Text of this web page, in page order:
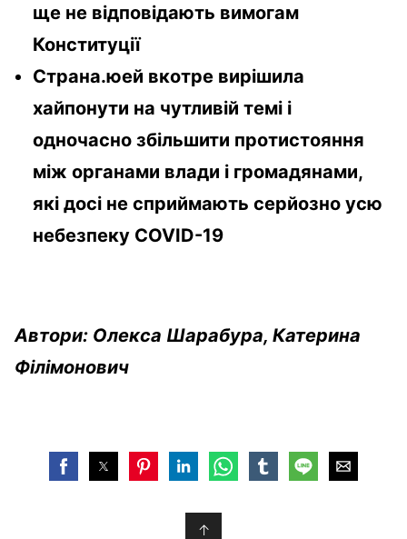
ще не відповідають вимогам
Конституції
Страна.юей вкотре вирішила
хайпонути на чутливій темі і
одночасно збільшити протистояння
між органами влади і громадянами,
які досі не сприймають серйозно усю
небезпеку COVID-19
Автори: Олекса Шарабура, Катерина
Філімонович
↑